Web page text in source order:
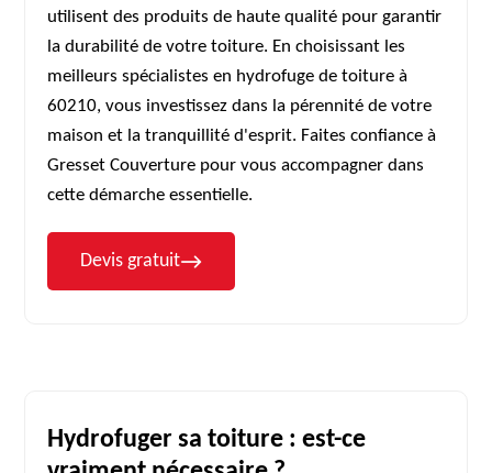
utilisent des produits de haute qualité pour garantir
la durabilité de votre toiture. En choisissant les
meilleurs spécialistes en hydrofuge de toiture à
60210, vous investissez dans la pérennité de votre
maison et la tranquillité d'esprit. Faites confiance à
Gresset Couverture pour vous accompagner dans
cette démarche essentielle.
Devis gratuit
Hydrofuger sa toiture : est-ce